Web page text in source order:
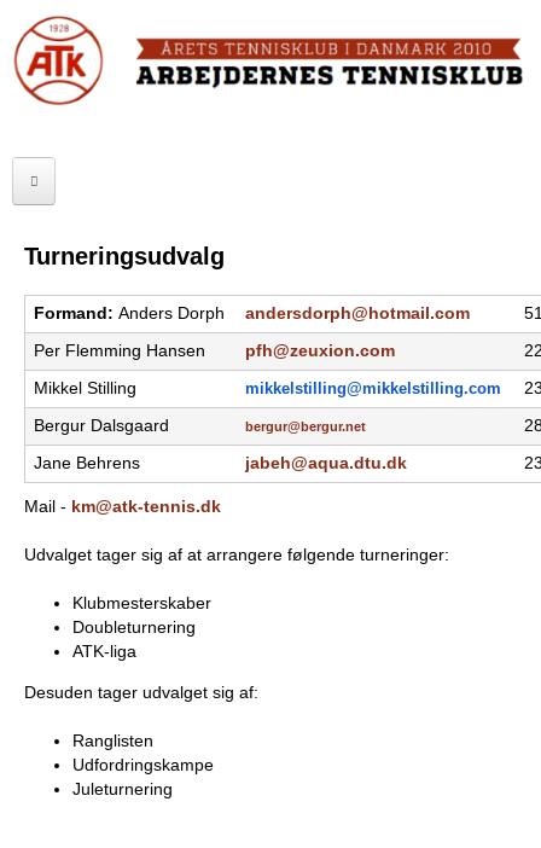
to
main
b
e
r
FORSIDE
JUNIOR
MOTIONISTER
TURNERINGER
RANGLISTER
Turneringsudvalg
Formand: Anders Dorph andersdorph@hotmail.com
Per Flemming Hansen pfh@zeuxion.com
Mikkel Stilling mikkelstilling@mikkelstilling.com
Bergur Dalsgaard bergur@bergur.net
Jane Behrens jabeh@aqua.dtu.dk
Mail - km@atk-tennis.dk
Udvalget tager sig af at arrangere følgende turneringer:
Klubmesterskaber
Doubleturnering
ATK-liga
Desuden tager udvalget sig af:
Ranglisten
Udfordringskampe
Juleturnering